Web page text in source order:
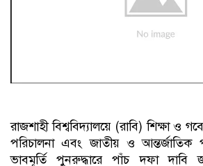
রাজশাহী বিশ্ববিদ্যালয়ে (রাবি) শিক্ষা ও
পরিচালনা এবং জাতীয় ও আন্তর্জাতিক
ভাবমূর্তি পুনরুদ্ধারে পাঁচ দফা দাবি